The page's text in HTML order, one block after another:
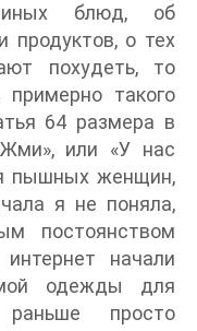
иных блюд, об
продуктов, о тех
похудеть, то
такого
64 размера в
или «У нас
пышных женщин,
я не поняла,
постоянством
начали
одежды для
просто